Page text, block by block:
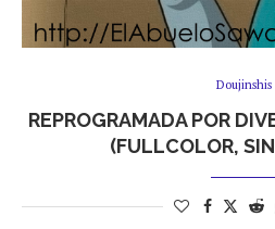
Doujinshis
REPROGRAMADA POR
(FULLCOLOR,